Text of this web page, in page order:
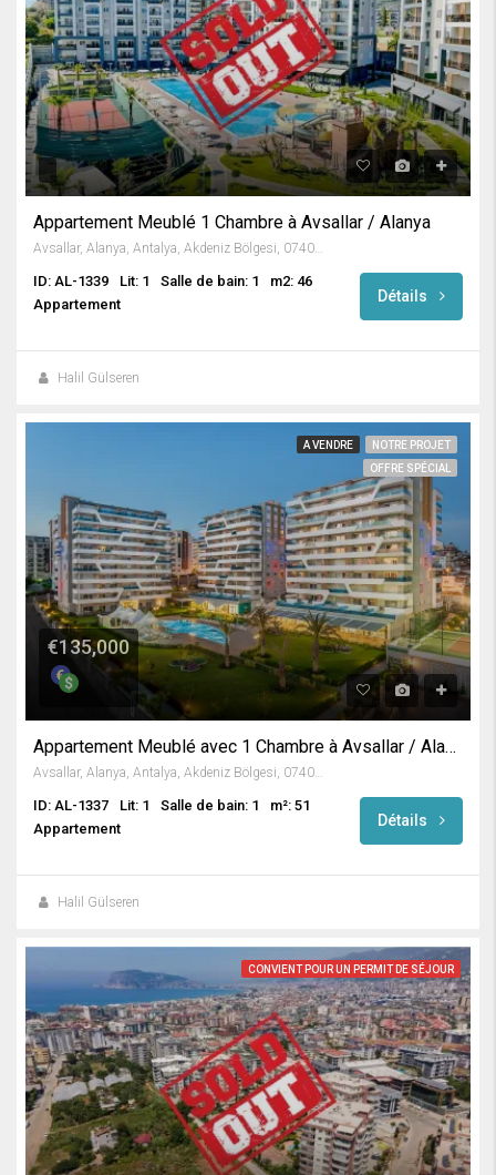
Appartement Meublé 1 Chambre à Avsallar / Alanya
ID: AL-1339 Lit: 1 Salle de bain: 1
m2: 46
Appartement
Détails
Halil Gülseren
A VENDRE
NOTRE PROJET
OFFRE SPÉCIAL
€135,000
Appartement Meublé avec 1 Chambre à Avsallar / Alanya
Avsallar, Alanya, Antalya, Akdeniz Bölgesi, 07407, Türkiye
ID: AL-1337 Lit: 1 Salle de bain: 1
m²: 51
Appartement
Détails
Halil Gülseren
CONVIENT POUR UN PERMIT DE SÉJOUR